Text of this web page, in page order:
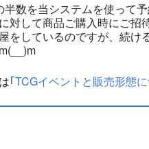
半数を当システムを使って
対して商品ご購入時にご
をしているのですが、続
｢TCGイベントと販売形態